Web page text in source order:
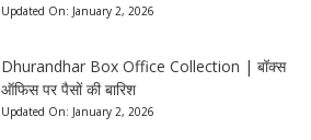
Updated On: January 2, 2026
Dhurandhar Box Office Collection | बॉक्स
ऑफिस पर पैसों की बारिश
Updated On: January 2, 2026